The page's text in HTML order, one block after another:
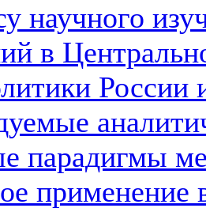
научного
в
России
парадигмы
применение